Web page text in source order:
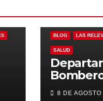
BLOG LAS
SALUD
José del
8 DE